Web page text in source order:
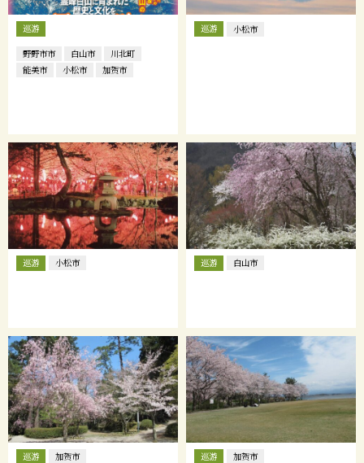
巡游
野野市市 白山市
川北町
能美市
小松市 加贺市
巡游 小松市
巡游 小松市 巡游 白山市
巡游 加贺市 巡游 加贺市